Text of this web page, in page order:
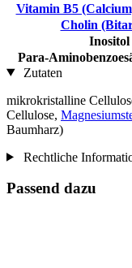
Vitamin B5
Cholin
Inositol
Para-
Zutaten
mikrokristalline
Cellulose,
Baumharz)
Rechtliche
Passend dazu